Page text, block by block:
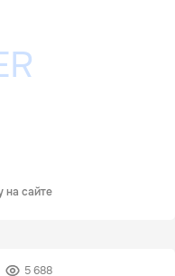
на сайте
5 688